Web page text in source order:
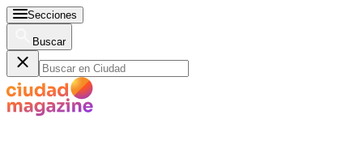
Secciones
Buscar